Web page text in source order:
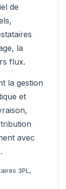
de
la
flux.
la gestion
et
avec
3PL,